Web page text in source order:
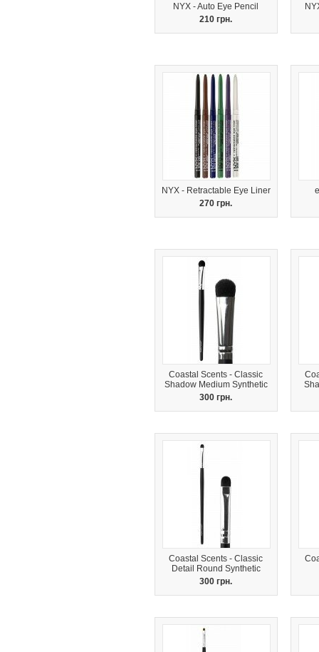
NYX - Auto Eye Pencil
210 грн.
NYX - Retractable Eye Liner
270 грн.
Coastal Scents - Classic
Shadow Medium Synthetic
300 грн.
Coastal Scents - Classic
Detail Round Synthetic
300 грн.